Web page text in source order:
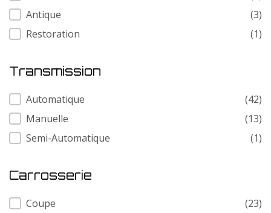
Antique
(3)
Restoration
(1)
Transmission
Transmission
Automatique
(42)
Manuelle
(13)
Semi-Automatique
(1)
Carrosserie
Carrosserie
Coupe
(23)